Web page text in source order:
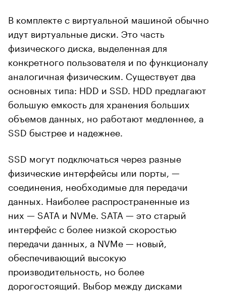
В комплекте с виртуальной машиной обычно
идут виртуальные диски. Это часть
физического диска, выделенная для
конкретного пользователя и по функционалу
аналогичная физическим. Существует два
основных типа: HDD и SSD. HDD предлагают
большую емкость для хранения больших
объемов данных, но работают медленнее, а
SSD быстрее и надежнее.
SSD могут подключаться через разные
физические интерфейсы или порты, —
соединения, необходимые для передачи
данных. Наиболее распространенные из
них — SATA и NVMe. SATA — это старый
интерфейс с более низкой скоростью
передачи данных, а NVMe — новый,
обеспечивающий высокую
производительность, но более
дорогостоящий. Выбор между дисками